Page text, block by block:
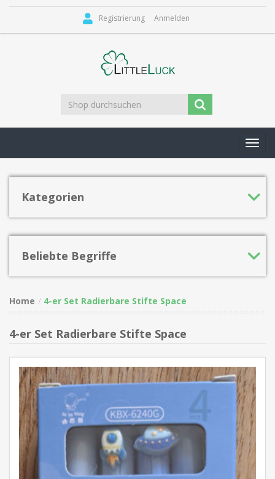
Registrierung Anmelden
Kategorien
Beliebte Begriffe
Home 4-er Set Radierbare Stifte Space
4-er Set Radierbare Stifte Space